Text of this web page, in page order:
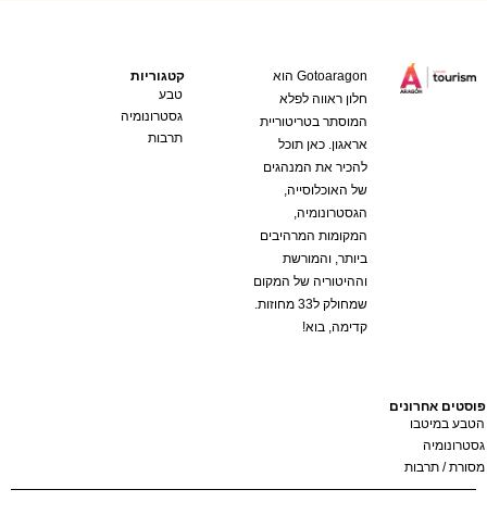
Gotoaragon הוא
חלון ראווה לפלא
המוסתר בטריטוריית
אראגון. כאן תוכל
להכיר את המנהגים
של האוכלוסייה,
הגסטרונומיה,
המקומות המרהיבים
ביותר, והמורשת
וההיטוריה של המקום
שמחולק ל33 מחוזות.
קדימה, בוא!
קטגוריות
טבע
גסטרונומיה
תרבות
אחרונים
במיטבו
/ תרבות